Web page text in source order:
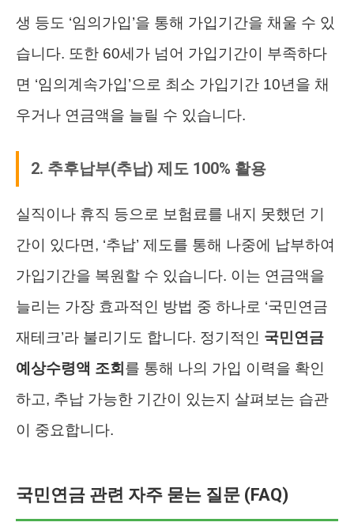
생 등도 ‘임의가입’을 통해 가입기간을 채울 수 있
습니다. 또한 60세가 넘어 가입기간이 부족하다
면 ‘임의계속가입’으로 최소 가입기간 10년을 채
우거나 연금액을 늘릴 수 있습니다.
2. 추후납부(추납) 제도 100% 활용
실직이나 휴직 등으로 보험료를 내지 못했던 기
간이 있다면, ‘추납’ 제도를 통해 나중에 납부하여
가입기간을 복원할 수 있습니다. 이는 연금액을
늘리는 가장 효과적인 방법 중 하나로 ‘국민연금
재테크’라 불리기도 합니다. 정기적인 국민연금
예상수령액 조회 를 통해 나의 가입 이력을 확인
하고, 추납 가능한 기간이 있는지 살펴보는 습관
이 중요합니다.
국민연금 관련 자주 묻는 질문 (FAQ)